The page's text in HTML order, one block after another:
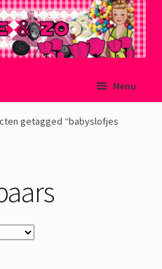
Menu
getagged “babyslofjes